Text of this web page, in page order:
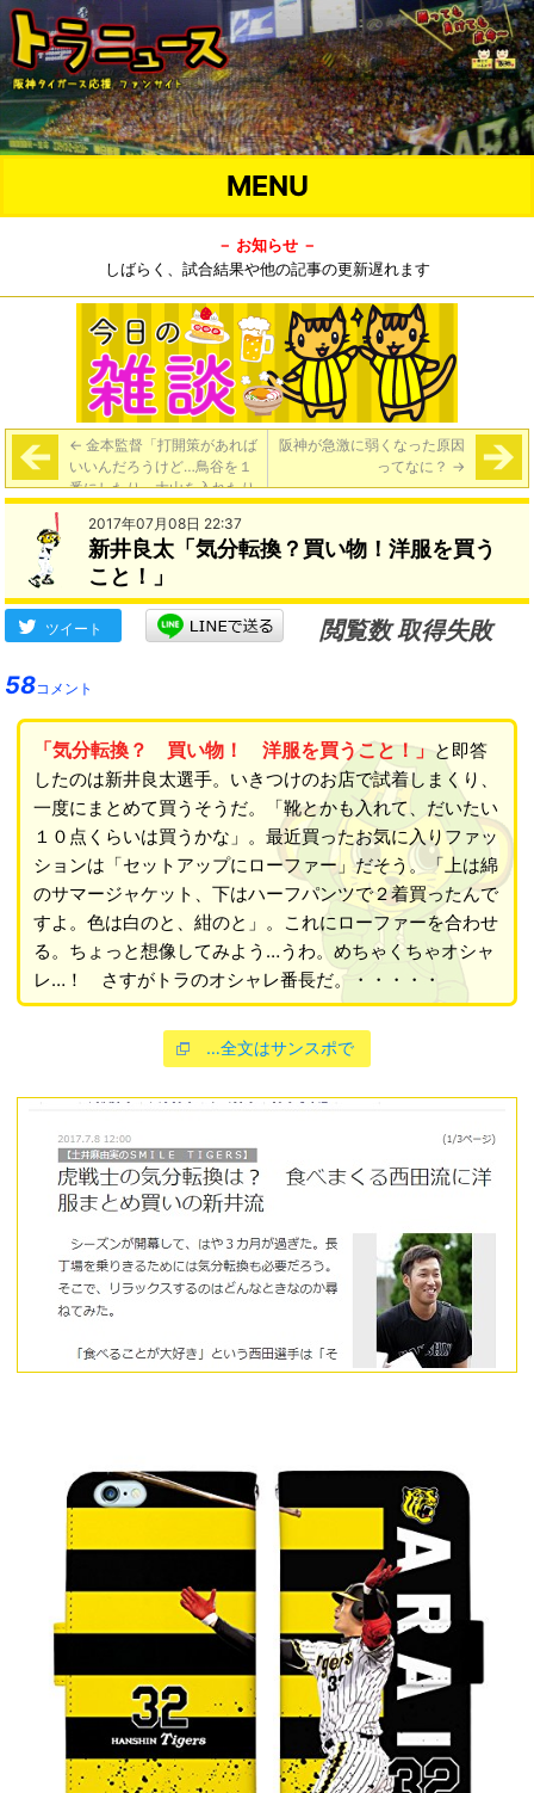
MENU
－ お知らせ －
しばらく、試合結果や他の記事の更新遅れます
← 金本監督「打開策があれば
いいんだろうけど…鳥谷を１
番にしたり、大山を入れたり
しているけど、まだそれです
べて（うまく）いくかといっ
たら、なかなかそうはいかな
い」
阪神が急激に弱くなった原因
ってなに？ →
2017年07月08日 22:37
新井良太「気分転換？買い物！洋服を買う
こと！」
ツイート
閲覧数 取得失敗
58コメント
「気分転換？ 買い物！ 洋服を買うこと！」と即答
したのは新井良太選手。いきつけのお店で試着しまくり、
一度にまとめて買うそうだ。「靴とかも入れて、だいたい
１０点くらいは買うかな」。最近買ったお気に入りファッ
ションは「セットアップにローファー」だそう。「上は綿
のサマージャケット、下はハーフパンツで２着買ったんで
すよ。色は白のと、紺のと」。これにローファーを合わせ
る。ちょっと想像してみよう…うわ。めちゃくちゃオシャ
レ…！ さすがトラのオシャレ番長だ。・・・・・
…全文はサンスポで